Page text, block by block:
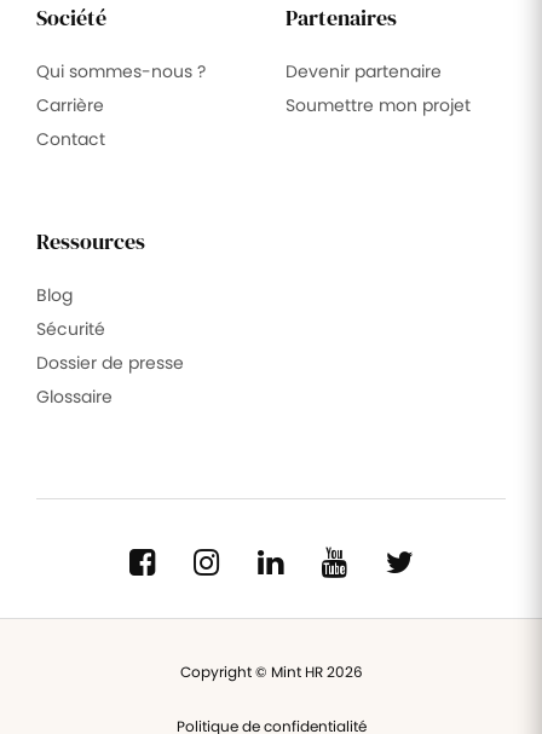
Société
Qui sommes-nous ?
Carrière
Contact
Partenaires
Devenir partenaire
Soumettre mon projet
Ressources
Blog
Sécurité
Dossier de presse
Glossaire
Copyright © Mint HR 2026
Politique de confidentialité